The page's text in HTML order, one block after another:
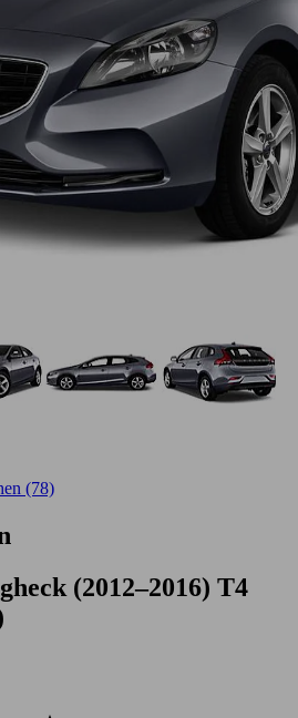
(78)
(2012–2016) T4